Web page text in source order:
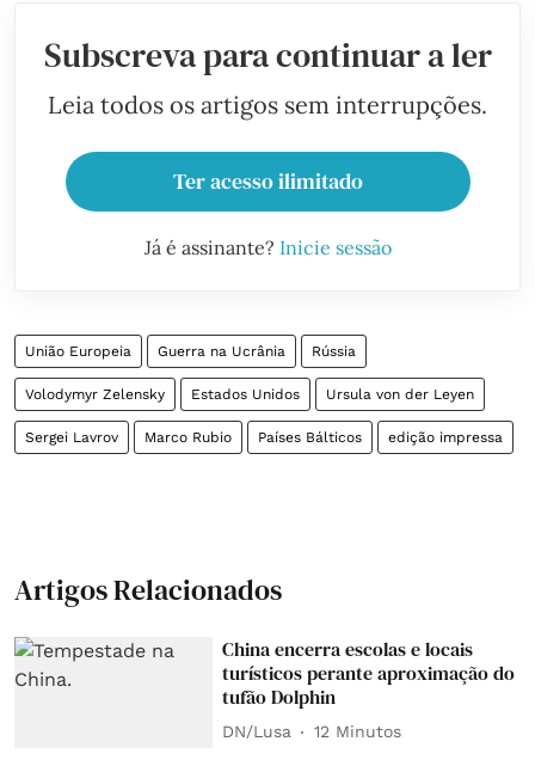
Subscreva para continuar a ler
Leia todos os artigos sem interrupções.
Ter acesso ilimitado
Já é assinante? Inicie sessão
União Europeia Guerra na Ucrânia Rússia
Volodymyr Zelensky Estados Unidos Ursula von der Leyen
Sergei Lavrov Marco Rubio Países Bálticos edição impressa
Artigos Relacionados
China encerra escolas e locais
turísticos perante aproximação do
tufão Dolphin
DN/Lusa 12 Minutos